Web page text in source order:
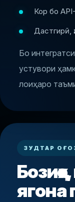
Кор бо
Дастгирӣ,
Бо
устувори
лоиҳаро
ЗУДТАР
ягона